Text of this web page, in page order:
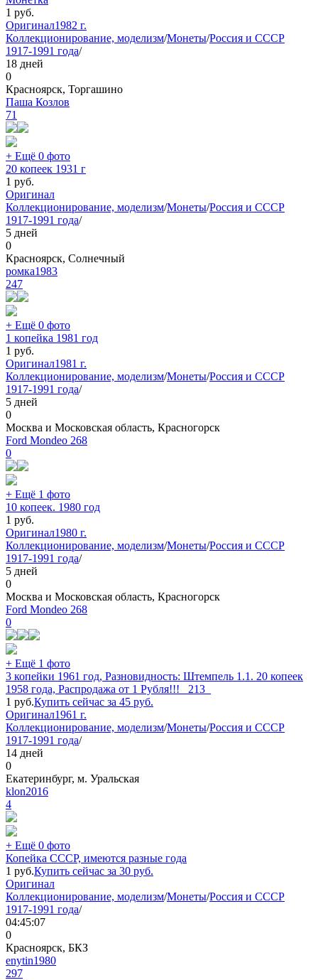
1 руб.
Оригинал1982 г.
Коллекционирование, моделизм/Монеты/Россия и СССР
1917-1991 года/
18 дней
0
Красноярск, Торгашино
Паша Козлов
71
+ Ещё 0 фото
20 копеек 1931 г
1 руб.
Оригинал
Коллекционирование, моделизм/Монеты/Россия и СССР
1917-1991 года/
5 дней
0
Красноярск, Солнечный
ромка1983
247
+ Ещё 0 фото
1 копейка 1981 год
1 руб.
Оригинал1981 г.
Коллекционирование, моделизм/Монеты/Россия и СССР
1917-1991 года/
5 дней
0
Москва и Московская область, Красногорск
Ford Mondeo 268
0
+ Ещё 1 фото
10 копеек. 1980 год
1 руб.
Оригинал1980 г.
Коллекционирование, моделизм/Монеты/Россия и СССР
1917-1991 года/
5 дней
0
Москва и Московская область, Красногорск
Ford Mondeo 268
0
+ Ещё 1 фото
3 копейки 1961 год, Разновидность: Штемпель 1.1. 20 копеек
1958 года, Распродажа от 1 Рубля!!! _213_
1 руб.Купить сейчас за 45 руб.
Оригинал1961 г.
Коллекционирование, моделизм/Монеты/Россия и СССР
1917-1991 года/
14 дней
0
Екатеринбург, м. Уральская
klon2016
4
+ Ещё 0 фото
Копейка СССР, имеются разные года
1 руб.Купить сейчас за 30 руб.
Оригинал
Коллекционирование, моделизм/Монеты/Россия и СССР
1917-1991 года/
04:45:07
0
Красноярск, БКЗ
enytin1980
297